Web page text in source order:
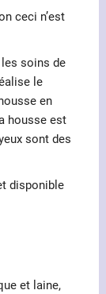
ceci n’est
soins de
le
en
housse est
sont des
disponible
et laine,